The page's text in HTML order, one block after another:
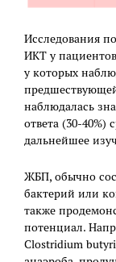
Исследования
ИКТ у
у которых
наблюдалась
ответа (30-
дальнейшее
ЖБП, обычно
бактерий или
также
потенциал.
Clostridium